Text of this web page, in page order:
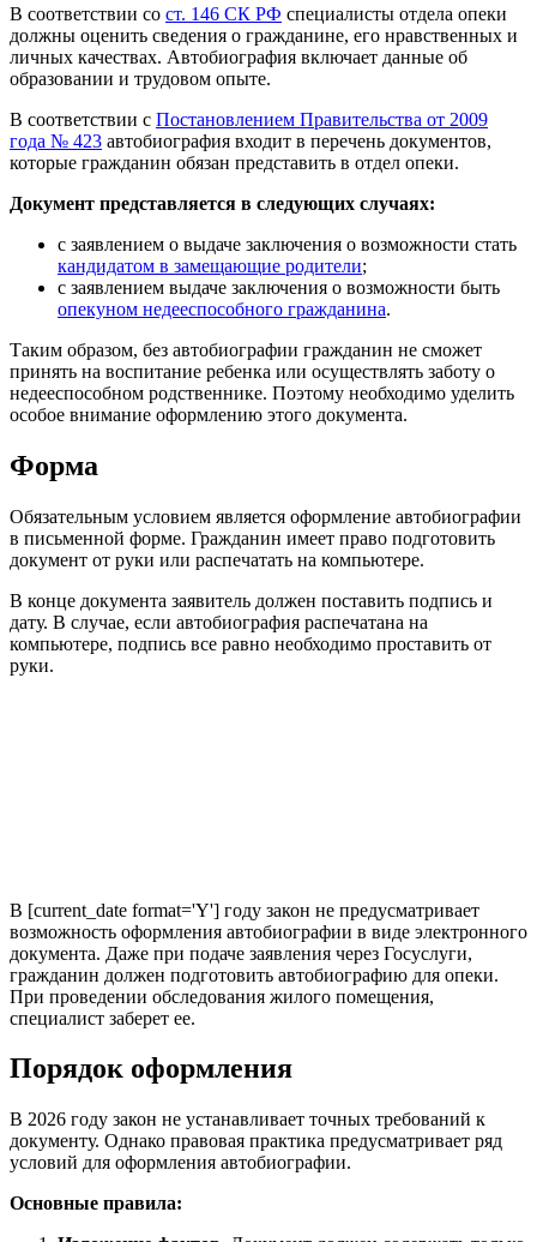
В соответствии со ст. 146 СК РФ специалисты отдела опеки
должны оценить сведения о гражданине, его нравственных и
личных качествах. Автобиография включает данные об
образовании и трудовом опыте.
В соответствии с Постановлением Правительства от 2009
года № 423 автобиография входит в перечень документов,
которые гражданин обязан представить в отдел опеки.
Документ представляется в следующих случаях:
с заявлением о выдаче заключения о возможности стать
кандидатом в замещающие родители;
с заявлением выдаче заключения о возможности быть
опекуном недееспособного гражданина.
Таким образом, без автобиографии гражданин не сможет
принять на воспитание ребенка или осуществлять заботу о
недееспособном родственнике. Поэтому необходимо уделить
особое внимание оформлению этого документа.
Форма
Обязательным условием является оформление автобиографии
в письменной форме. Гражданин имеет право подготовить
документ от руки или распечатать на компьютере.
В конце документа заявитель должен поставить подпись и
дату. В случае, если автобиография распечатана на
компьютере, подпись все равно необходимо проставить от
руки.
В [current_date format='Y'] году закон не предусматривает
возможность оформления автобиографии в виде электронного
документа. Даже при подаче заявления через Госуслуги,
гражданин должен подготовить автобиографию для опеки.
При проведении обследования жилого помещения,
специалист заберет ее.
Порядок оформления
В 2026 году закон не устанавливает точных требований к
документу. Однако правовая практика предусматривает ряд
условий для оформления автобиографии.
Основные правила: